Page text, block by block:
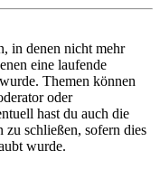
in denen nicht mehr
eine laufende
Themen können
oder
hast du auch die
schließen, sofern dies
wurde.